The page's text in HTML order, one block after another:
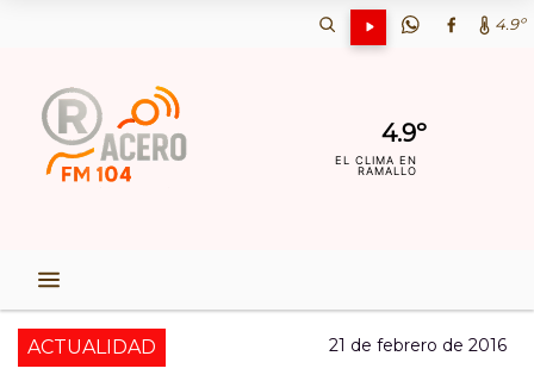
4.9º
4.9º
EL CLIMA EN
RAMALLO
ACTUALIDAD 21 de febrero de 2016